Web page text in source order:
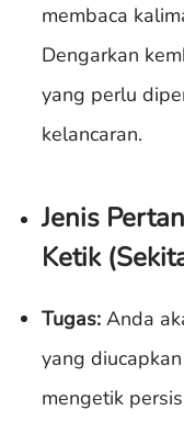
membaca
Dengarkan
yang perlu
kelancaran.
Jenis
Ketik
Tugas: Anda
yang
mengetik